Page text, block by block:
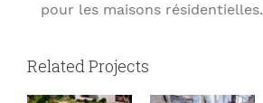
pour les maisons résidentielles.
Related Projects